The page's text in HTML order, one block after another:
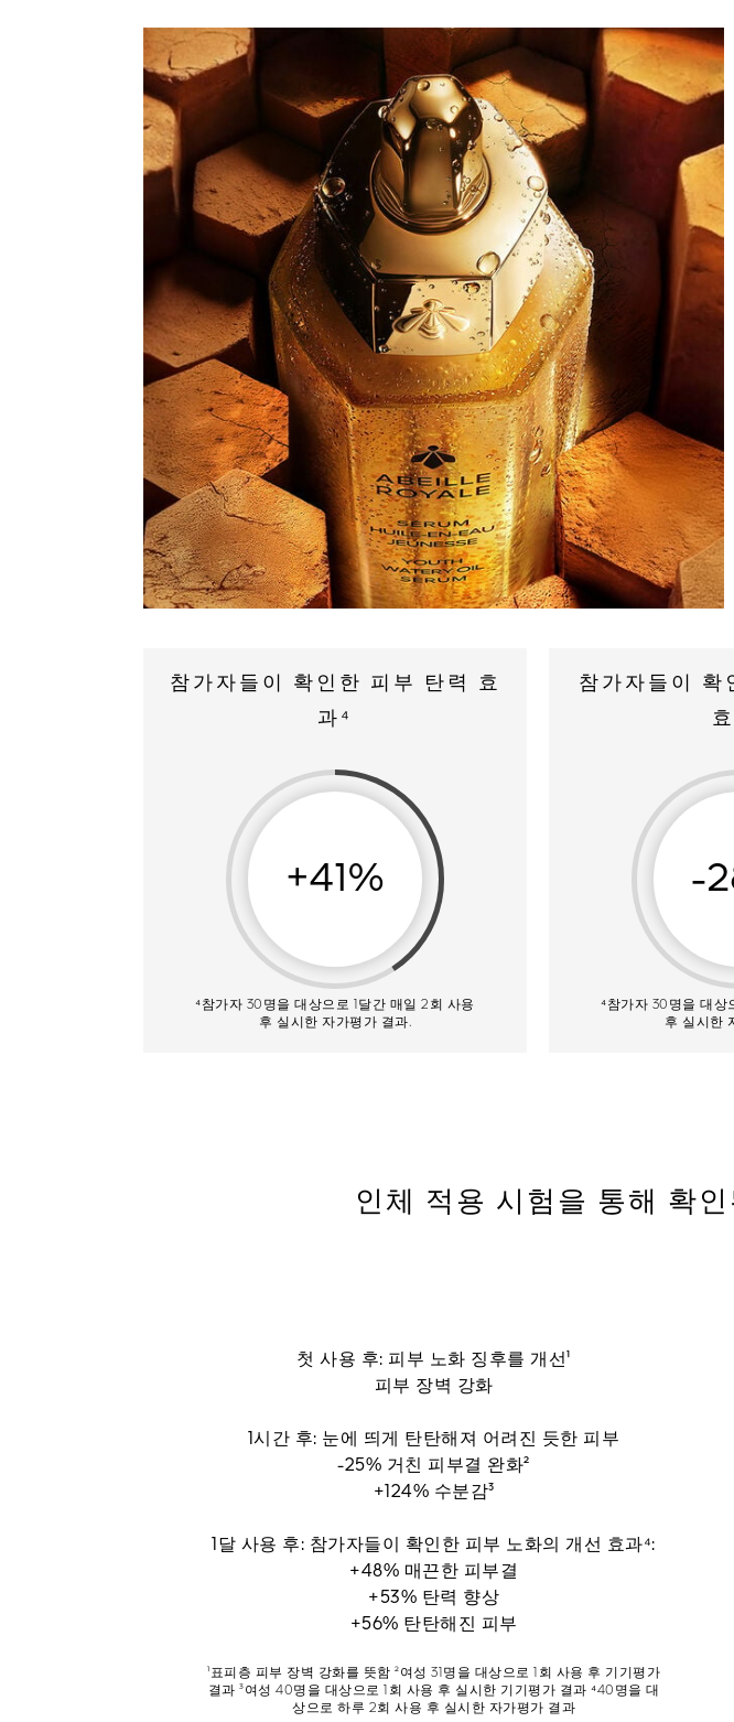
참가자들이 확인한 피부 탄력 효
과⁴
+41%
⁴참가자 30명을 대상으로 1달간 매일 2회 사용
후 실시한 자가평가 결과.
참가자들이 확
-
⁴참가자 30명을 대상
후 실시한
인체 적용 시험을 통해 확
첫 사용 후: 피부 노화 징후를 개선¹
피부 장벽 강화
1시간 후: 눈에 띄게 탄탄해져 어려진 듯한 피부
-25% 거친 피부결 완화²
+124% 수분감³
1달 사용 후: 참가자들이 확인한 피부 노화의 개선 효과⁴:
+48% 매끈한 피부결
+53% 탄력 향상
+56% 탄탄해진 피부
¹표피층 피부 장벽 강화를 뜻함 ²여성 31명을 대상으로 1회 사용 후 기기평가
결과 ³여성 40명을 대상으로 1회 사용 후 실시한 기기평가 결과 ⁴40명을 대
상으로 하루 2회 사용 후 실시한 자가평가 결과